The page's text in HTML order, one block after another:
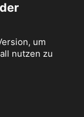
um
nutzen zu